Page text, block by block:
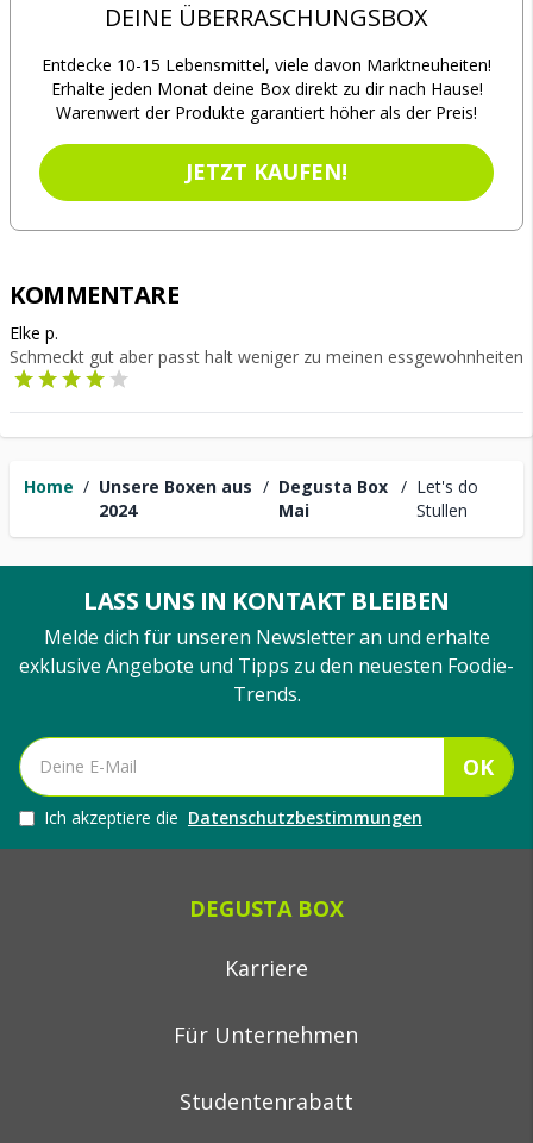
Home / Unsere Boxen aus
2024
/ Degusta Box
Mai
/ Let's do
Stullen
DEINE ÜBERRASCHUNGSBOX
Entdecke 10-15 Lebensmittel, viele davon Marktneuheiten!
Erhalte jeden Monat deine Box direkt zu dir nach Hause!
Warenwert der Produkte garantiert höher als der Preis!
JETZT KAUFEN!
KOMMENTARE
Elke p.
Schmeckt gut aber passt halt weniger zu meinen essgewohnheiten
LASS UNS IN KONTAKT BLEIBEN
Melde dich für unseren Newsletter an und erhalte
exklusive Angebote und Tipps zu den neuesten Foodie-
Trends.
OK
Ich akzeptiere die Datenschutzbestimmungen
DEGUSTA BOX
Karriere
Für Unternehmen
Studentenrabatt